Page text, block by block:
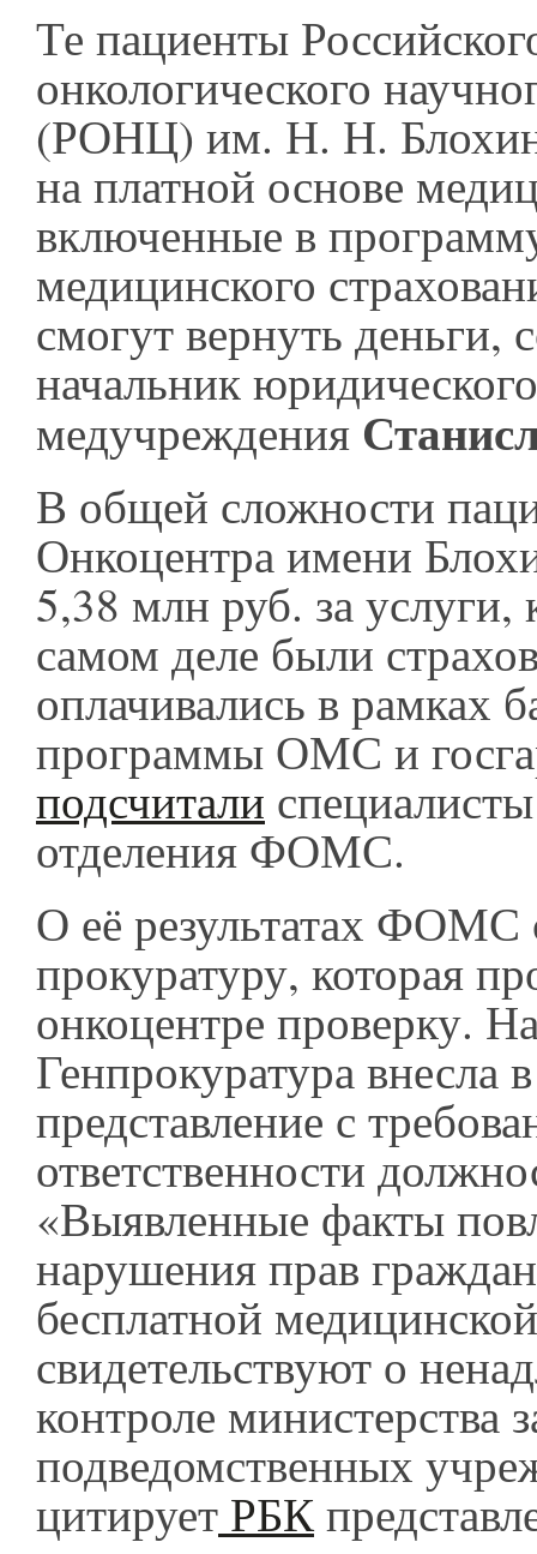
Те пациенты
онкологического
(РОНЦ) им. Н. Н.
на платной основе
включенные в
медицинского
смогут вернуть деньги,
начальник
медучреждения
В общей сложности
Онкоцентра имени
5,38 млн руб. за услуги,
самом деле были
оплачивались в рамках
программы ОМС и
подсчитали
отделения ФОМС.
О её результатах ФОМС
прокуратуру, которая
онкоцентре проверку.
Генпрокуратура внесла
представление с
ответственности
«Выявленные факты
нарушения прав
бесплатной
свидетельствуют о
контроле министерства
подведомственных
цитирует РБК